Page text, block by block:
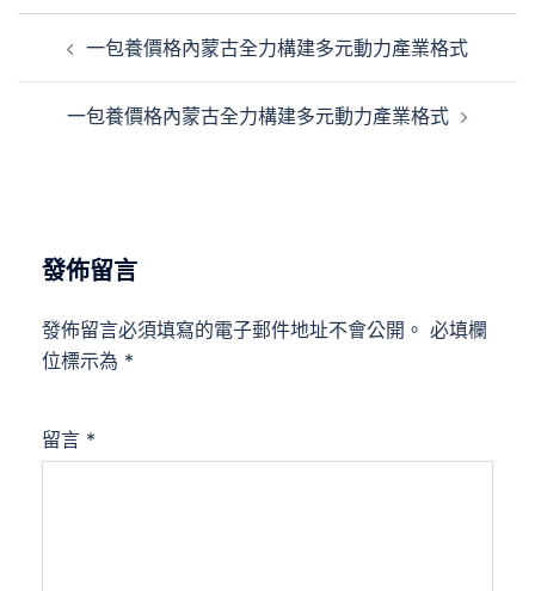
一包養價格內蒙古全力構建多元動力產業格式
一包養價格內蒙古全力構建多元動力產業格式
發佈留言
發佈留言必須填寫的電子郵件地址不會公開。 必填欄
位標示為 *
留言 *